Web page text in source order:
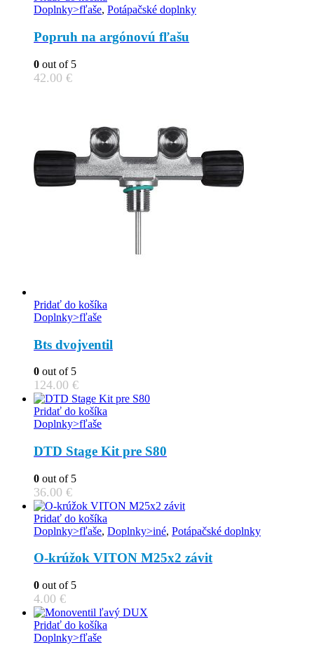
Doplnky>fľaše, Potápačské doplnky
Popruh na argónovú fľašu
0 out of 5
42.00 €
Pridať do košíka
Doplnky>fľaše
Bts dvojventil
0 out of 5
124.00 €
Pridať do košíka
Doplnky>fľaše
DTD Stage Kit pre S80
0 out of 5
36.00 €
Pridať do košíka
Doplnky>fľaše, Doplnky>iné, Potápačské doplnky
O-krúžok VITON M25x2 závit
0 out of 5
4.00 €
Pridať do košíka
Doplnky>fľaše